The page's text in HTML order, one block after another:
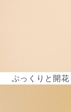
いいえ、毎月自
きな時に好きな
Q. 配送できな
ただいま沖縄・
お花をベストな
指定はできませ
マトのアプリか
ぷっくりと開